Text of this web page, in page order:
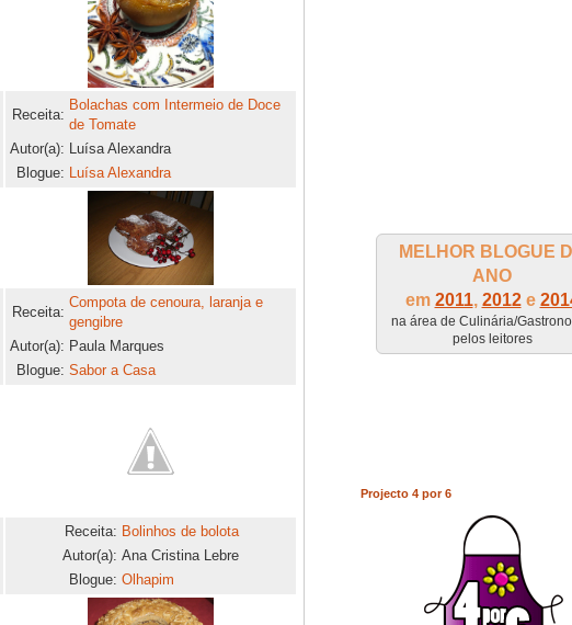
Receita:
Bolachas com Intermeio de Doce
de Tomate
Autor(a):
Luísa Alexandra
Blogue:
Luísa Alexandra
Receita:
Compota de cenoura, laranja e
gengibre
Autor(a): Paula Marques
Blogue: Sabor a Casa
Receita: Bolinhos de bolota
Autor(a): Ana Cristina Lebre
Blogue: Olhapim
MELHOR BLOGUE
ANO
em 2011, 2012e
na área de Culinária/
pelos leitores
Projecto 4 por 6